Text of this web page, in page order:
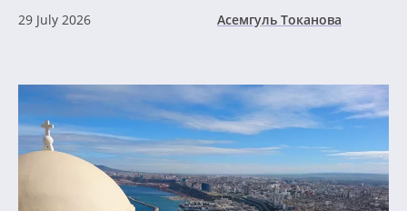
29 July 2026
Асемгуль Токанова